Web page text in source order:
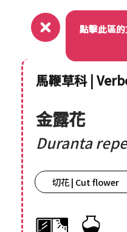
點擊此區
馬鞭草科 |
金露花
Duranta
切花 | Cut flower